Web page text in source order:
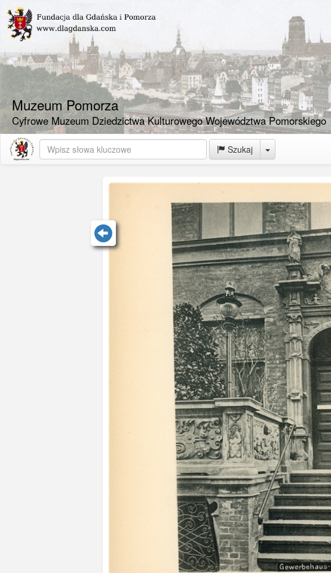
Muzeum Pomorza
Cyfrowe Muzeum Dziedzictwa Kulturowego Województwa Pomorskiego
Szukaj Toggle Dropdown